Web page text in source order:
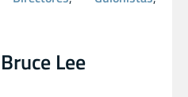
Lee